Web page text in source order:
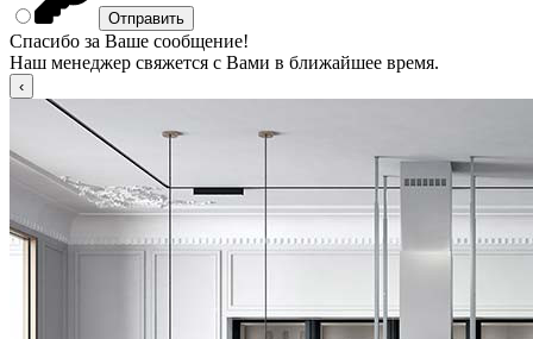
Спасибо за Ваше сообщение!
Наш менеджер свяжется с Вами в ближайшее время.